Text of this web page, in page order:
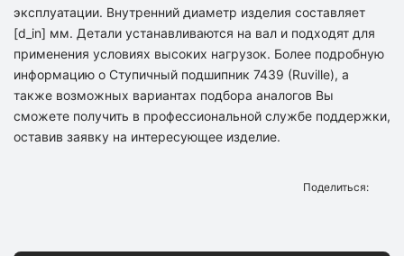
эксплуатации. Внутренний диаметр изделия составляет
[d_in] мм. Детали устанавливаются на вал и подходят для
применения условиях высоких нагрузок. Более подробную
информацию о Ступичный подшипник 7439 (Ruville), а
также возможных вариантах подбора аналогов Вы
сможете получить в профессиональной службе поддержки,
оставив заявку на интересующее изделие.
Поделиться: